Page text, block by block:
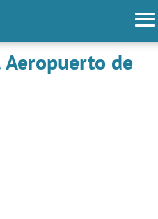
Aeropuerto de